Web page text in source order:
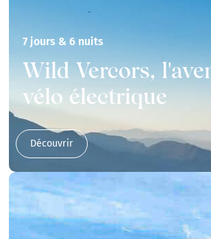
7 jours & 6 nuits
Wild Vercors,
vélo électrique
Découvrir